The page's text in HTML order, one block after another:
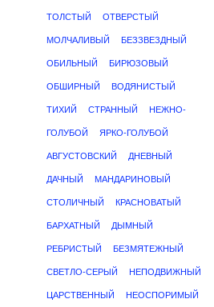
ТОЛСТЫЙ ОТВЕРСТЫЙ
МОЛЧАЛИВЫЙ БЕЗЗВЕЗДНЫЙ
ОБИЛЬНЫЙ БИРЮЗОВЫЙ
ОБШИРНЫЙ ВОДЯНИСТЫЙ
ТИХИЙ СТРАННЫЙ НЕЖНО-
ГОЛУБОЙ ЯРКО-ГОЛУБОЙ
АВГУСТОВСКИЙ ДНЕВНЫЙ
ДАЧНЫЙ МАНДАРИНОВЫЙ
СТОЛИЧНЫЙ КРАСНОВАТЫЙ
БАРХАТНЫЙ ДЫМНЫЙ
РЕБРИСТЫЙ БЕЗМЯТЕЖНЫЙ
СВЕТЛО-СЕРЫЙ НЕПОДВИЖНЫЙ
ЦАРСТВЕННЫЙ НЕОСПОРИМЫЙ